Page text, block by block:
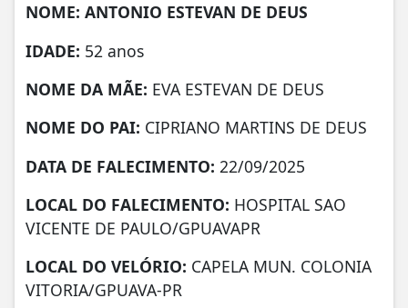
NOME: ANTONIO ESTEVAN DE DEUS
IDADE: 52 anos
NOME DA MÃE: EVA ESTEVAN DE DEUS
NOME DO PAI: CIPRIANO MARTINS DE DEUS
DATA DE FALECIMENTO: 22/09/2025
LOCAL DO FALECIMENTO: HOSPITAL SAO
VICENTE DE PAULO/GPUAVAPR
LOCAL DO VELÓRIO: CAPELA MUN. COLONIA
VITORIA/GPUAVA-PR